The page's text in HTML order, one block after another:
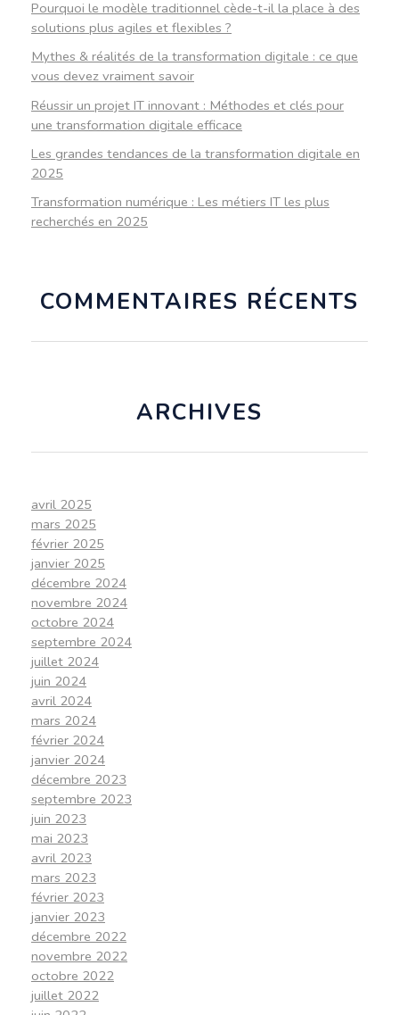
Pourquoi le modèle traditionnel cède-t-il la place à des
solutions plus agiles et flexibles ?
Mythes & réalités de la transformation digitale : ce que
vous devez vraiment savoir
Réussir un projet IT innovant : Méthodes et clés pour
une transformation digitale efficace
Les grandes tendances de la transformation digitale en
2025
Transformation numérique : Les métiers IT les plus
recherchés en 2025
COMMENTAIRES RÉCENTS
ARCHIVES
avril 2025
mars 2025
février 2025
janvier 2025
décembre 2024
novembre 2024
octobre 2024
septembre 2024
juillet 2024
juin 2024
avril 2024
mars 2024
février 2024
janvier 2024
décembre 2023
septembre 2023
juin 2023
mai 2023
avril 2023
mars 2023
février 2023
janvier 2023
décembre 2022
novembre 2022
octobre 2022
juillet 2022